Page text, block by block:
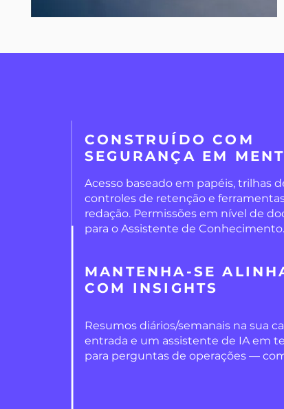
CONSTRUÍDO COM
SEGURANÇA EM
Acesso baseado em papéis, trilhas
controles de retenção e
redação. Permissões em nível de
para o Assistente de Conhecimento.
MANTENHA-SE
COM INSIGHTS
Resumos diários/semanais na sua
entrada e um assistente de IA em
para perguntas de operações —